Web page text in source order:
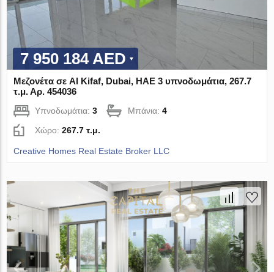
7 950 184 AED
Μεζονέτα σε Al Kifaf, Dubai, ΗΑΕ 3 υπνοδωμάτια, 267.7
τ.μ. Αρ. 454036
Υπνοδωμάτια:3 Μπάνια:4
Χώρο:267.7 τ.μ.
Creative Homes Real Estate Broker LLC